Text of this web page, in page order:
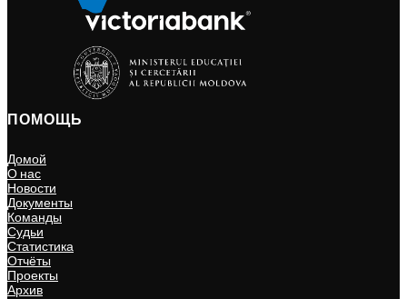
ПОМОЩЬ
Домой
О нас
Новости
Документы
Команды
Судьи
Статистика
Отчёты
Проекты
Архив